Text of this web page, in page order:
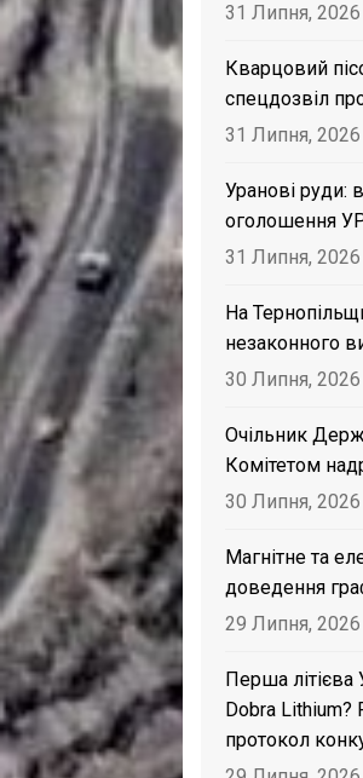
31 Липня, 2026
Кварцовий
спецдозвіл
31 Липня, 2026
Уранові руди:
оголошення
31 Липня, 2026
На
незаконного
30 Липня, 2026
Очільник
Комітетом
30 Липня, 2026
Магнітне та
доведення
29 Липня, 2026
Перша
Dobra Lithium?
протокол